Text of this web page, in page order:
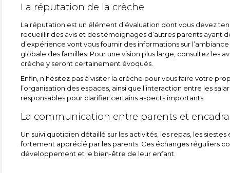
La réputation de la crèche
La réputation est un élément d’évaluation dont vous devez
recueillir des avis et des témoignages d’autres parents ayant
d’expérience vont vous fournir des informations sur
globale des familles. Pour une vision plus large, consultez les
crèche y seront certainement évoqués.
Enfin, n’hésitez pas à visiter la crèche pour vous faire votre
l’organisation des espaces, ainsi que l’interaction entre les
responsables pour clarifier certains aspects importants.
La communication entre parents et
Un suivi quotidien détaillé sur les activités, les repas, les
fortement apprécié par les parents. Ces échanges réguliers
développement et le bien-être de leur enfant.